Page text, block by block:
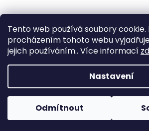
Tento web používá soubory cookie.
procházením tohoto webu
jejich používáním.. Více informací
Nastavení
Odmítnout
Vytvořil Shoptet
Copyright 2026WintersportHK.